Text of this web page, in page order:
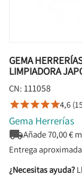
GEMA
LIMPIADORA
CN: 111058
4,6
Gema Herrerías
Añade70,00€
Entrega
¿Necesitas ayuda?